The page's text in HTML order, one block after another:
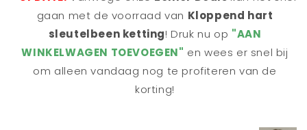
gaan met de voorraad van Kloppend hart
sleutelbeen ketting! Druk nu op "AAN
WINKELWAGEN TOEVOEGEN" en wees er snel bij
om alleen vandaag nog te profiteren van de
korting!